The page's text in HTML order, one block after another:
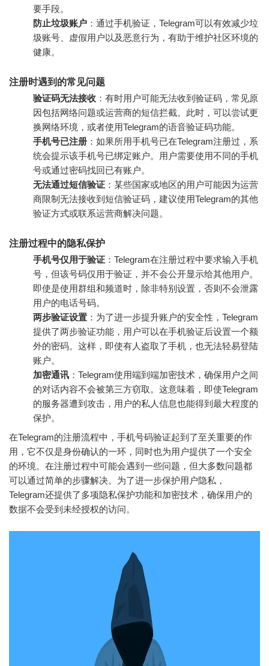
要手段。
防止垃圾账户 ：通过手机验证，Telegram可以有效减少垃
圾账号、虚假用户以及恶意行为，有助于维护社区环境的
健康。
注册时遇到的常见问题
验证码无法接收 ：有时用户可能无法收到验证码，常见原
因包括网络问题或运营商的短信拦截。此时，可以尝试更
换网络环境，或者使用Telegram的语音验证码功能。
手机号已注册 ：如果所用手机号已在Telegram注册过，系
统会提示该手机号已绑定账户。用户需要使用不同的手机
号或通过密码找回已有账户。
无法通过短信验证 ：某些国家或地区的用户可能因为运营
商限制无法接收到短信验证码，建议使用Telegram的其他
验证方式或联系运营商解决问题。
注册过程中的隐私保护
手机号仅用于验证 ：Telegram在注册过程中要求输入手机
号，但该号码仅用于验证，并不会公开显示给其他用户。
即使是使用群组和频道时，除非特别设置，否则不会泄露
用户的电话号码。
两步验证设置 ：为了进一步提升账户的安全性，Telegram
提供了两步验证功能，用户可以在手机验证后设置一个额
外的密码。这样，即使有人盗取了手机，也无法轻易登陆
账户。
加密通讯 ：Telegram使用端到端加密技术，确保用户之间
的对话内容不会被第三方窃取。这意味着，即使Telegram
的服务器遭到攻击，用户的私人信息也能得到最大程度的
保护。
在Telegram的注册流程中，手机号码验证起到了至关重要的作
用，它不仅是身份确认的一环，同时也为用户提供了一个安全
的环境。在注册过程中可能会遇到一些问题，但大多数问题都
可以通过简单的步骤解决。为了进一步保护用户隐私，
Telegram还提供了多项隐私保护功能和加密技术，确保用户的
数据不会受到未经授权的访问。